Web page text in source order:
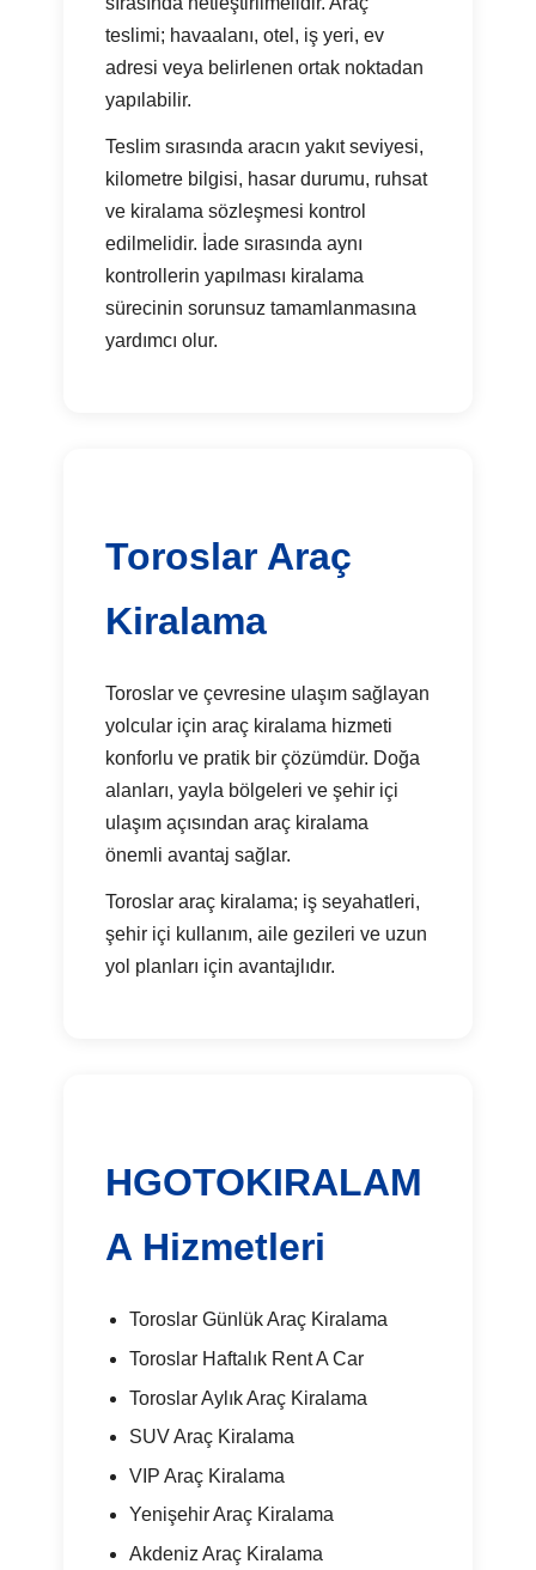
teslimi; havaalanı, otel, iş yeri, ev
adresi veya belirlenen ortak noktadan
yapılabilir.
Teslim sırasında aracın yakıt seviyesi,
kilometre bilgisi, hasar durumu, ruhsat
ve kiralama sözleşmesi kontrol
edilmelidir. İade sırasında aynı
kontrollerin yapılması kiralama
sürecinin sorunsuz tamamlanmasına
yardımcı olur.
Toroslar Araç
Kiralama
Toroslar ve çevresine ulaşım sağlayan
yolcular için araç kiralama hizmeti
konforlu ve pratik bir çözümdür. Doğa
alanları, yayla bölgeleri ve şehir içi
ulaşım açısından araç kiralama
önemli avantaj sağlar.
Toroslar araç kiralama; iş seyahatleri,
şehir içi kullanım, aile gezileri ve uzun
yol planları için avantajlıdır.
HGOTOKIRALAM
A Hizmetleri
Toroslar Günlük Araç Kiralama
Toroslar Haftalık Rent A Car
Toroslar Aylık Araç Kiralama
SUV Araç Kiralama
VIP Araç Kiralama
Yenişehir Araç Kiralama
Akdeniz Araç Kiralama